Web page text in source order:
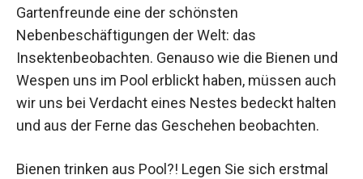
Gartenfreunde eine der schönsten
Nebenbeschäftigungen der Welt: das
Insektenbeobachten. Genauso wie die Bienen und
Wespen uns im Pool erblickt haben, müssen auch
wir uns bei Verdacht eines Nestes bedeckt halten
und aus der Ferne das Geschehen beobachten.
Bienen trinken aus Pool?! Legen Sie sich erstmal